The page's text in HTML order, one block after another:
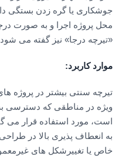
جوشکاری یا گره زدن بستگی
محل پروژه اجرا و به صورت
«تیرچه درجا» نیز گفته می
موارد کاربرد:
تیرچه سنتی بیشتر در پروژه
ویژه در مناطقی که دسترسی
است، مورد استفاده قرار می
به انعطاف پذیری بالا در
خاص یا تغییرشکل های